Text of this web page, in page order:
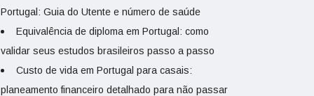
Portugal: Guia do Utente e número de saúde
Equivalência de diploma em Portugal: como
validar seus estudos brasileiros passo a passo
Custo de vida em Portugal para casais:
planeamento financeiro detalhado para não passar